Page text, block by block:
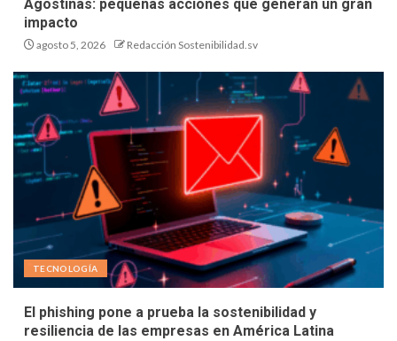
Agostinas: pequeñas acciones que generan un gran
impacto
agosto 5, 2026 Redacción Sostenibilidad.sv
TECNOLOGÍA
El phishing pone a prueba la sostenibilidad y
resiliencia de las empresas en América Latina